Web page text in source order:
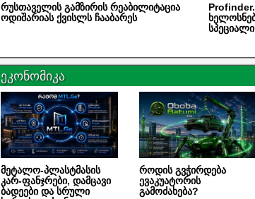
რუსთაველის გამზირის რეაბილიტაცია
ოდიშარიას ქვისლს ჩააბარეს
ეკონომიკა
მეტალო-პლასტმასის
კარ-ფანჯრები, დამცავი
ბადეები და სრული
როდის გვჭირდება
ევაკუატორის
გამოძახება?